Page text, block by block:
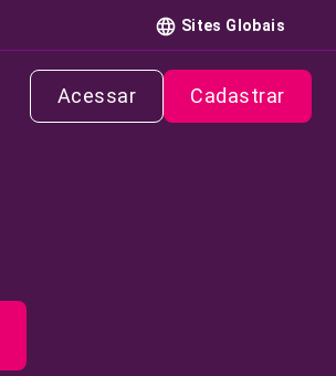
Sites Globais
Acessar Cadastrar